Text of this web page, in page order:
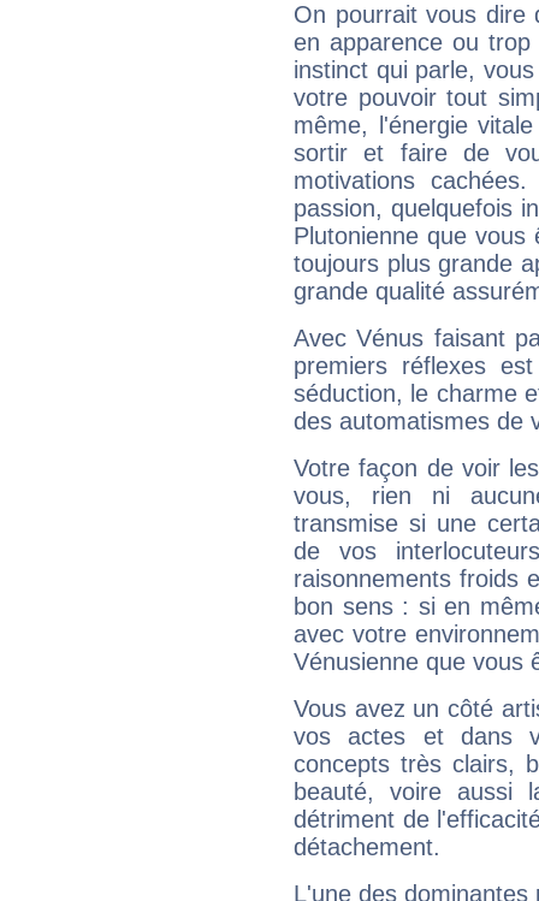
On pourrait vous dire
en apparence ou
instinct qui parle,
votre pouvoir tout
même, l'énergie
sortir et faire de
motivations
passion, quelquefois
Plutonienne que
toujours plus grande
grande qualité
Avec Vénus faisant
premiers réflexes
séduction, le charme
des automatismes de
Votre façon de voir
vous, rien ni
transmise si une
de vos
raisonnements froids
bon sens : si en
avec votre
Vénusienne que vous
Vous avez un côté
vos actes et dans
concepts très clairs,
beauté, voire aussi
détriment de
détachement.
L'une des